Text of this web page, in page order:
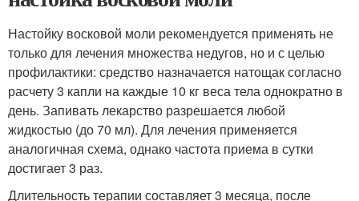
Настойку восковой моли рекомендуется применять не
только для лечения множества недугов, но и с целью
профилактики: средство назначается натощак согласно
расчету 3 капли на каждые 10 кг веса тела однократно в
день. Запивать лекарство разрешается любой
жидкостью (до 70 мл). Для лечения применяется
аналогичная схема, однако частота приема в сутки
достигает 3 раз.
Длительность терапии составляет 3 месяца, после